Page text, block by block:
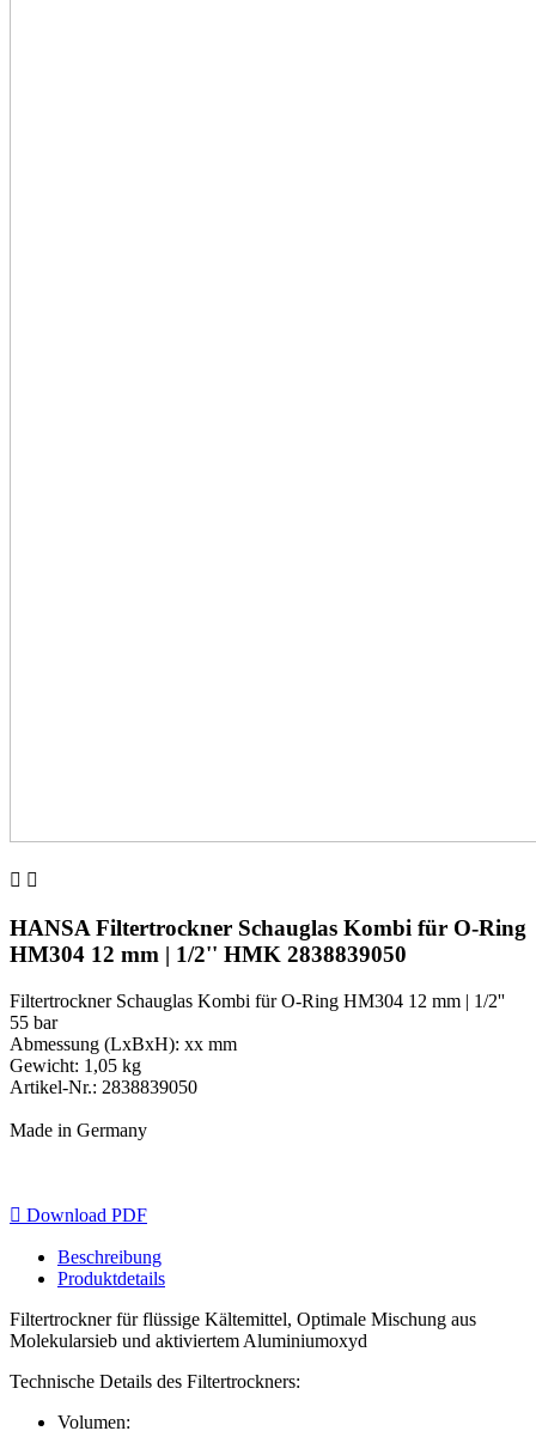
 
HANSA Filtertrockner Schauglas Kombi für O-Ring
HM304 12 mm | 1/2'' HMK 2838839050
Filtertrockner Schauglas Kombi für O-Ring HM304 12 mm | 1/2''
55 bar
Abmessung (LxBxH): xx mm
Gewicht: 1,05 kg
Artikel-Nr.: 2838839050
Made in Germany
 Download PDF
Beschreibung
Produktdetails
Filtertrockner für flüssige Kältemittel, Optimale Mischung aus
Molekularsieb und aktiviertem Aluminiumoxyd
Technische Details des Filtertrockners:
Volumen: